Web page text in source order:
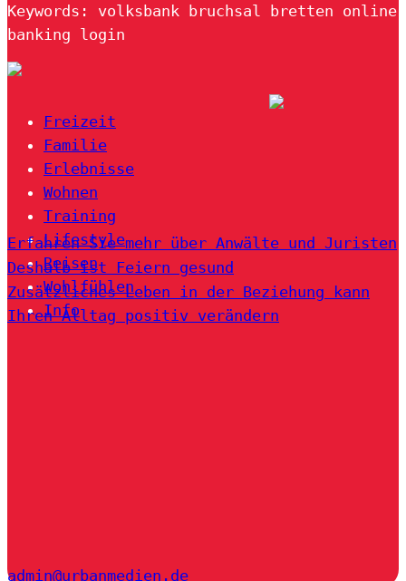
Keywords: volksbank bruchsal bretten online
banking login
Freizeit
Familie
Erlebnisse
Wohnen
Training
Lifestyle
Reisen
Wohlfühlen
Info
Erfahren Sie mehr über Anwälte und Juristen
Deshalb ist Feiern gesund
Zusätzliches Leben in der Beziehung kann
Ihren Alltag positiv verändern
admin@urbanmedien.de